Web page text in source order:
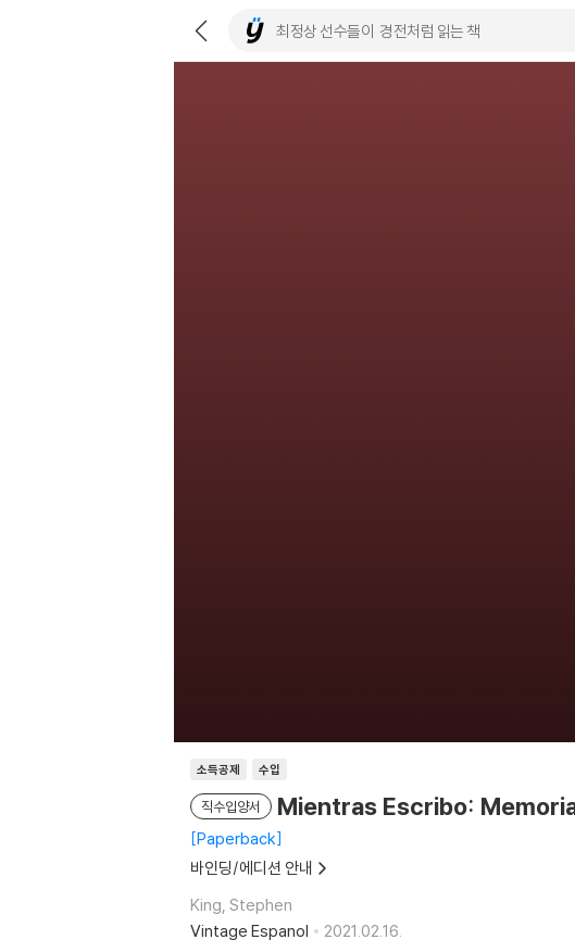
소득공제 수입
직수입양서 Mientras Escribo:
Paperback
바인딩/에디션 안내
King, Stephen
Vintage Espanol
2021.02.16.